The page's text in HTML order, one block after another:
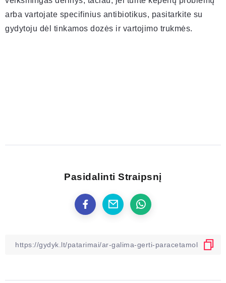
arba vartojate specifinius antibiotikus, pasitarkite su
gydytoju dėl tinkamos dozės ir vartojimo trukmės.
Pasidalinti Straipsnį